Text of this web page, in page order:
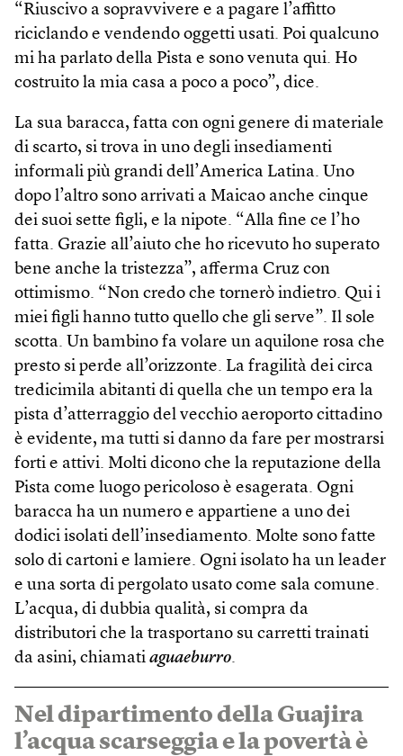
“Riuscivo a sopravvivere e a pagare l’affitto
riciclando e vendendo oggetti usati. Poi qualcuno
mi ha parlato della Pista e sono venuta qui. Ho
costruito la mia casa a poco a poco”, dice.
La sua baracca, fatta con ogni genere di materiale
di scarto, si trova in uno degli insediamenti
informali più grandi dell’America Latina. Uno
dopo l’altro sono arrivati a Maicao anche cinque
dei suoi sette figli, e la nipote. “Alla fine ce l’ho
fatta. Grazie all’aiuto che ho ricevuto ho superato
bene anche la tristezza”, afferma Cruz con
ottimismo. “Non credo che tornerò indietro. Qui i
miei figli hanno tutto quello che gli serve”. Il sole
scotta. Un bambino fa volare un aquilone rosa che
presto si perde all’orizzonte. La fragilità dei circa
tredicimila abitanti di quella che un tempo era la
pista d’atterraggio del vecchio aeroporto cittadino
è evidente, ma tutti si danno da fare per mostrarsi
forti e attivi. Molti dicono che la reputazione della
Pista come luogo pericoloso è esagerata. Ogni
baracca ha un numero e appartiene a uno dei
dodici isolati dell’insediamento. Molte sono fatte
solo di cartoni e lamiere. Ogni isolato ha un leader
e una sorta di pergolato usato come sala comune.
L’acqua, di dubbia qualità, si compra da
distributori che la trasportano su carretti trainati
da asini, chiamati aguaeburro.
Nel dipartimento della Guajira
l’acqua scarseggia e la povertà è